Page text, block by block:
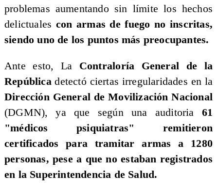
problemas aumentando sin límite los hechos
delictuales con armas de fuego no inscritas,
siendo uno de los puntos más preocupantes.
Ante esto, La Contraloría General de la
Repúblicadetectó ciertas irregularidades en la
Dirección General de Movilización Nacional
(DGMN), ya que según una auditoria 61
"médicos psiquiatras" remitieron
certificados para tramitar armas a 1280
personas, pese a que no estaban registrados
en la Superintendencia de Salud.